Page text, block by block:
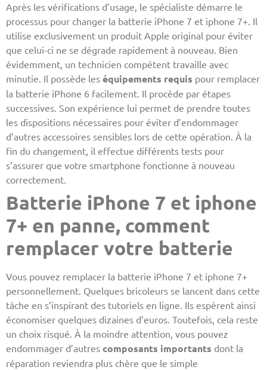
Après les vérifications d’usage, le spécialiste démarre le
processus pour changer la batterie iPhone 7 et iphone 7+. Il
utilise exclusivement un produit Apple original pour éviter
que celui-ci ne se dégrade rapidement à nouveau. Bien
évidemment, un technicien compétent travaille avec
minutie. Il possède les équipements requis pour remplacer
la batterie iPhone 6 facilement. Il procède par étapes
successives. Son expérience lui permet de prendre toutes
les dispositions nécessaires pour éviter d’endommager
d’autres accessoires sensibles lors de cette opération. À la
fin du changement, il effectue différents tests pour
s’assurer que votre smartphone fonctionne à nouveau
correctement.
Batterie iPhone 7 et iphone
7+ en panne, comment
remplacer votre batterie
Vous pouvez remplacer la batterie iPhone 7 et iphone 7+
personnellement. Quelques bricoleurs se lancent dans cette
tâche en s’inspirant des tutoriels en ligne. Ils espèrent ainsi
économiser quelques dizaines d’euros. Toutefois, cela reste
un choix risqué. À la moindre attention, vous pouvez
endommager d’autres composants importants dont la
réparation reviendra plus chère que le simple